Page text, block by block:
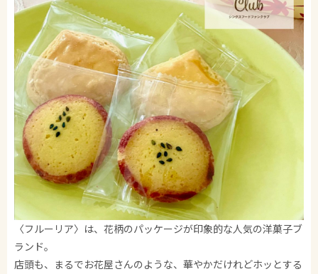
〈フルーリア〉は、花柄のパッケージが印象的な人気の洋菓子ブ
ランド。
店頭も、まるでお花屋さんのような、華やかだけれどホッとする